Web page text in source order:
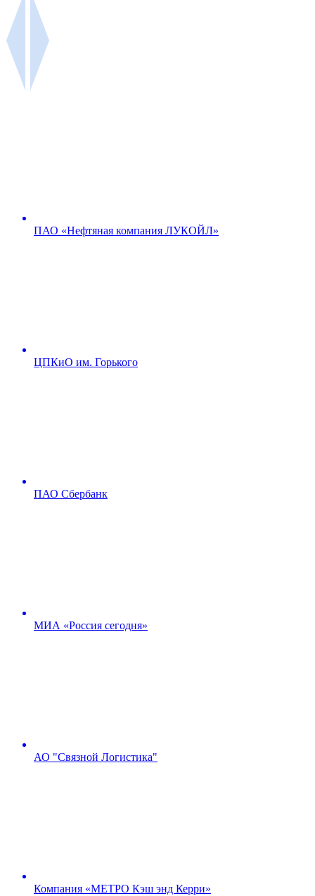
ПАО «Нефтяная компания ЛУКОЙЛ»
ЦПКиО им. Горького
ПАО Сбербанк
МИА «Россия сегодня»
АО "Связной Логистика"
Компания «МЕТРО Кэш энд Керри»